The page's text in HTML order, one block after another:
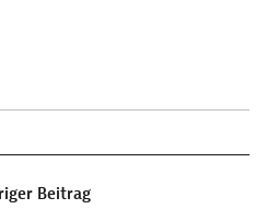
Beitrag